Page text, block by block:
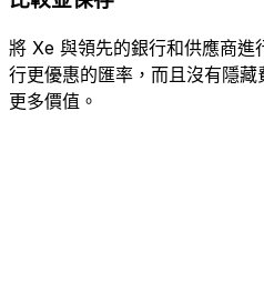
將 Xe 與領先的銀行和供應商進
行更優惠的匯率，而且沒有隱
更多價值。